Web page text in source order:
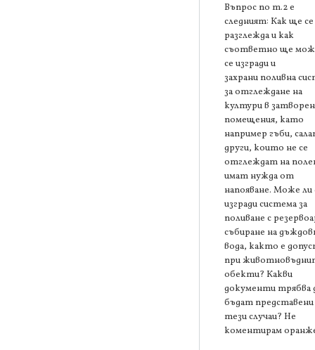
Въпрос по т.2 е
следният: Как ще се
разглежда и как
съответно ще
се изгради и
захрани поливна
за отглеждане на
култури в
помещения, като
например гъби,
други, които не се
отглеждат на
имат нужда от
напояване. Може ли
изгради система за
поливане с
събиране на
вода, както е
при
обекти? Какви
документи трябва
бъдат представени
тези случаи? Не
коментирам